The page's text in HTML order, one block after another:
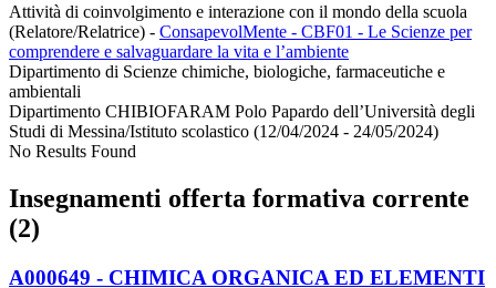
Attività di coinvolgimento e interazione con il mondo della scuola
(Relatore/Relatrice) - ConsapevolMente - CBF01 - Le Scienze per
comprendere e salvaguardare la vita e l’ambiente
Dipartimento di Scienze chimiche, biologiche, farmaceutiche e
ambientali
Dipartimento CHIBIOFARAM Polo Papardo dell’Università degli
Studi di Messina/Istituto scolastico (12/04/2024 - 24/05/2024)
No Results Found
Insegnamenti offerta formativa corrente
(2)
A000649 - CHIMICA ORGANICA ED ELEMENTI